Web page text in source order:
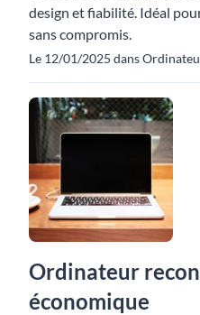
design et fiabilité. Idéal
sans compromis.
Le 12/01/2025 dans
Ordinateur
économique